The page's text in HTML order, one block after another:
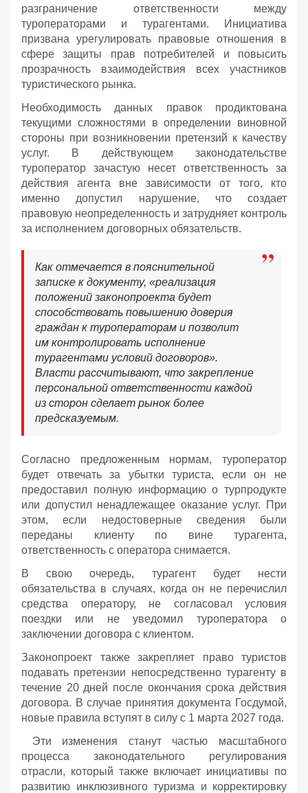
разграничение ответственности между
туроператорами и турагентами. Инициатива
призвана урегулировать правовые отношения в
сфере защиты прав потребителей и повысить
прозрачность взаимодействия всех участников
туристического рынка.
Необходимость данных правок продиктована
текущими сложностями в определении виновной
стороны при возникновении претензий к качеству
услуг. В действующем законодательстве
туроператор зачастую несет ответственность за
действия агента вне зависимости от того, кто
именно допустил нарушение, что создает
правовую неопределенность и затрудняет контроль
за исполнением договорных обязательств.
Как отмечается в пояснительной
записке к документу, «реализация
положений законопроекта будет
способствовать повышению доверия
граждан к туроператорам и позволит
им контролировать исполнение
турагентами условий договоров».
Власти рассчитывают, что закрепление
персональной ответственности каждой
из сторон сделает рынок более
предсказуемым.
Согласно предложенным нормам, туроператор
будет отвечать за убытки туриста, если он не
предоставил полную информацию о турпродукте
или допустил ненадлежащее оказание услуг. При
этом, если недостоверные сведения были
переданы клиенту по вине турагента,
ответственность с оператора снимается.
В свою очередь, турагент будет нести
обязательства в случаях, когда он не перечислил
средства оператору, не согласовал условия
поездки или не уведомил туроператора о
заключении договора с клиентом.
Законопроект также закрепляет право туристов
подавать претензии непосредственно турагенту в
течение 20 дней после окончания срока действия
договора. В случае принятия документа Госдумой,
новые правила вступят в силу с 1 марта 2027 года.
Эти изменения станут частью масштабного
процесса законодательного регулирования
отрасли, который также включает инициативы по
развитию инклюзивного туризма и корректировку